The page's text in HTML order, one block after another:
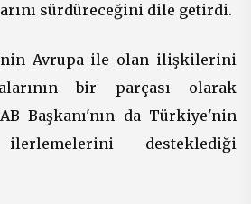
sürdüreceğini dile getirdi.
Avrupa ile olan ilişkilerini
bir parçası olarak
Başkanı'nın da Türkiye'nin
desteklediği